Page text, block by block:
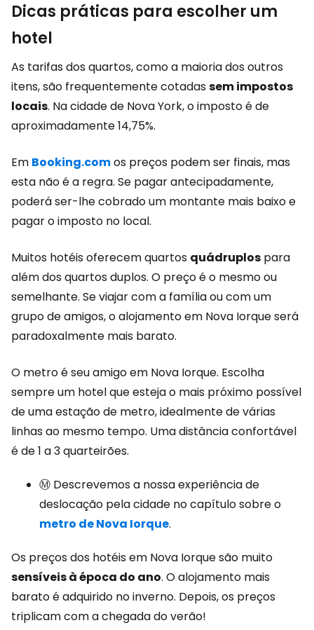
Dicas práticas para escolher um
hotel
As tarifas dos quartos, como a maioria dos outros
itens, são frequentemente cotadassem impostos
locais. Na cidade de Nova York, o imposto é de
aproximadamente 14,75%.
Em Booking.comos preços podem ser finais, mas
esta não é a regra. Se pagar antecipadamente,
poderá ser-lhe cobrado um montante mais baixo e
pagar o imposto no local.
Muitos hotéis oferecem quartos quádruplos para
além dos quartos duplos. O preço é o mesmo ou
semelhante. Se viajar com a família ou com um
grupo de amigos, o alojamento em Nova Iorque será
paradoxalmente mais barato.
O metro é seu amigo em Nova Iorque. Escolha
sempre um hotel que esteja o mais próximo possível
de uma estação de metro, idealmente de várias
linhas ao mesmo tempo. Uma distância confortável
é de 1 a 3 quarteirões.
Ⓜ️ Descrevemos a nossa experiência de
deslocação pela cidade no capítulo sobre o
metro de Nova Iorque.
Os preços dos hotéis em Nova Iorque são muito
sensíveis à época do ano. O alojamento mais
barato é adquirido no inverno. Depois, os preços
triplicam com a chegada do verão!